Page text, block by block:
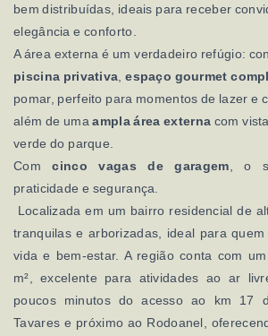
bem distribuídas, ideais para receber
elegância e conforto.
A área externa é um verdadeiro refúgio:
piscina privativa ,espaço gourmet
pomar, perfeito para momentos de lazer e
além de umaampla área externa com
verde do parque.
Comcinco vagas de garagem , o
praticidade e segurança.
Localizada em um bairro residencial de
tranquilas e arborizadas, ideal para
vida e bem-estar. A região conta com
m², excelente para atividades ao ar
poucos minutos do acesso ao km 17
Tavares e próximo ao Rodoanel,